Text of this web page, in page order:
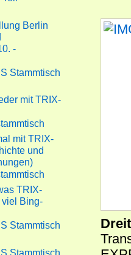
Berlin
-
Stammtisch
mit TRIX-
mit TRIX-
und
TRIX-
Bing-
Stammtisch
Stammtisch